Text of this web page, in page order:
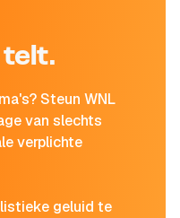
Steun WNL
van slechts
verplichte
geluid te